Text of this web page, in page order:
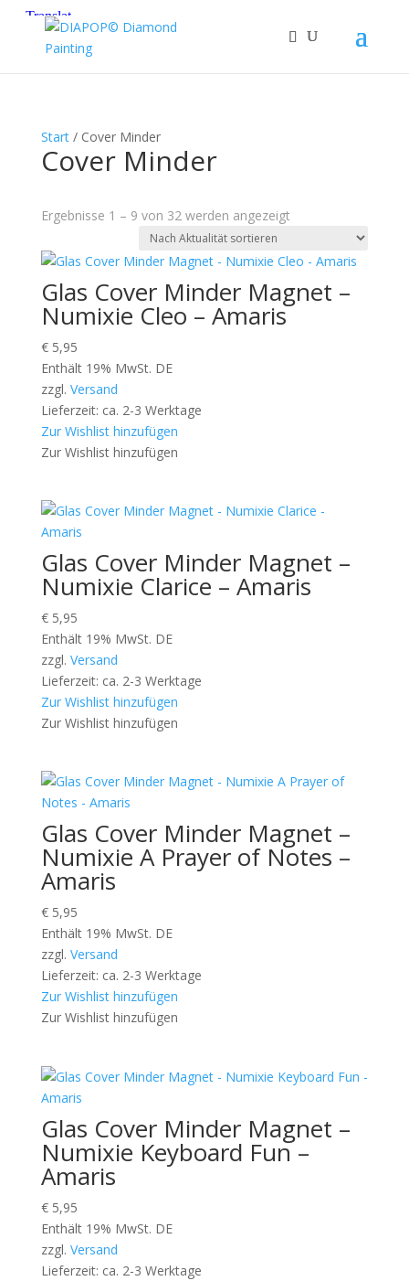
Start/ Cover Minder
Cover Minder
Ergebnisse 1 – 9 von 32 werden angezeigtNach
sortiert
Glas Cover Minder Magnet –
Numixie Cleo – Amaris
€5,95
Enthält 19% MwSt. DE
zzgl. Versand
Lieferzeit: ca. 2-3 Werktage
Zur Wishlist hinzufügen
Zur Wishlist hinzufügen
Glas Cover Minder Magnet –
Numixie Clarice – Amaris
€5,95
Enthält 19% MwSt. DE
zzgl. Versand
Lieferzeit: ca. 2-3 Werktage
Zur Wishlist hinzufügen
Zur Wishlist hinzufügen
Glas Cover Minder Magnet –
Numixie A Prayer of Notes –
Amaris
€5,95
Enthält 19% MwSt. DE
zzgl. Versand
Lieferzeit: ca. 2-3 Werktage
Zur Wishlist hinzufügen
Zur Wishlist hinzufügen
Glas Cover Minder Magnet –
Numixie Keyboard Fun –
Amaris
€5,95
Enthält 19% MwSt. DE
zzgl. Versand
Lieferzeit: ca. 2-3 Werktage